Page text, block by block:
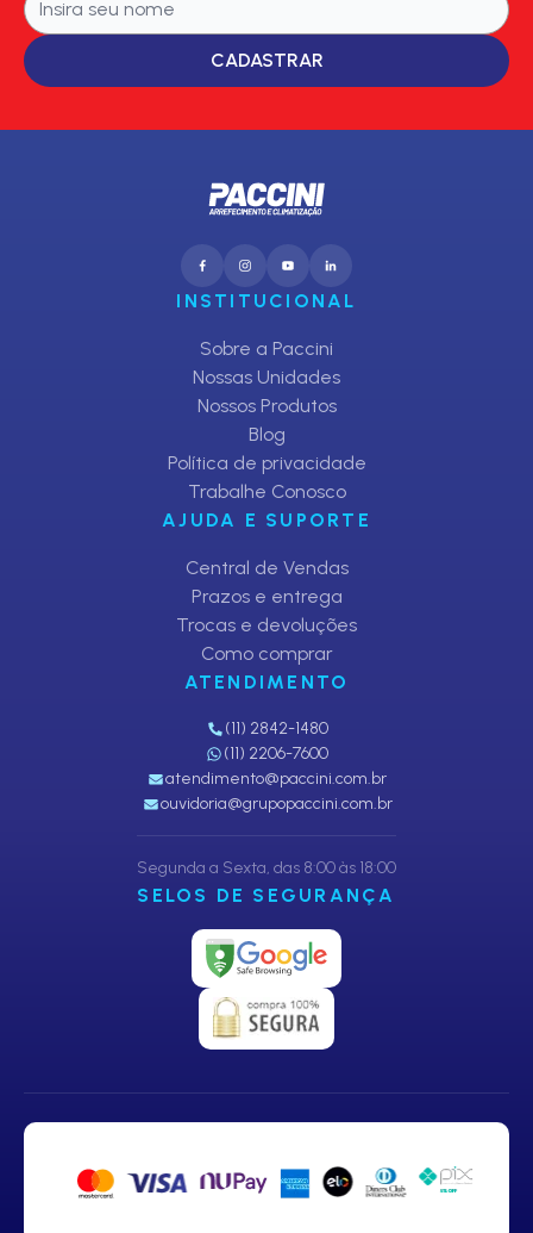
CADASTRAR
INSTITUCIONAL
Sobre a Paccini
Nossas Unidades
Nossos Produtos
Blog
Política de privacidade
Trabalhe Conosco
AJUDA E SUPORTE
Central de Vendas
Prazos e entrega
Trocas e devoluções
Como comprar
ATENDIMENTO
(11) 2842-1480
(11) 2206-7600
atendimento@paccini.com.br
ouvidoria@grupopaccini.com.br
Segunda a Sexta, das 8:00 às 18:00
SELOS DE SEGURANÇA